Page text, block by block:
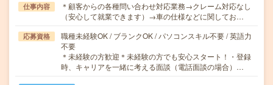
仕事内容
＊顧客からの各種問い合わせ対応業務→クレーム対応なし
（安心して就業できます）→車の仕様などに関してお…
応募資格
職種未経験OK / ブランクOK / パソコンスキル不要 / 英語力
不要
＊未経験の方歓迎＊未経験の方でも安心スタート！・登録
時、キャリアを一緒に考える面談（電話面談の場合）…